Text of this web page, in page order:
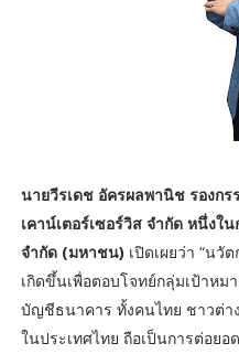
นายวีรเดช อัครผลพานิช รองก
เคาน์เตอร์เซอร์วิส จำกัด หนึ่ง
จำกัด (มหาชน) เปิดเผยว่า “นวั
เกิดขึ้นเพื่อตอบโจทย์กลุ่มเป้าห
บัญชีธนาคาร ทั้งคนไทย ชาวต่า
ในประเทศไทย ถือเป็นการต่อย